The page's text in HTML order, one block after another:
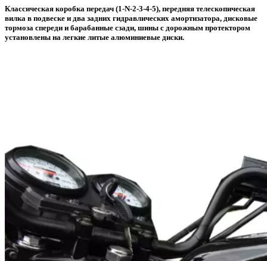
Классическая коробка передач (1-N-2-3-4-5), передняя телескопическая
вилка в подвеске и два задних гидравлических амортизатора, дисковые
тормоза спереди и барабанные сзади, шины с дорожным протектором
установлены на легкие литые алюминиевые диски.